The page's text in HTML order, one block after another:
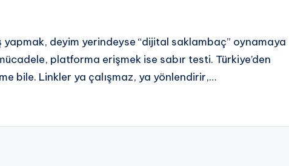
yapmak, deyim yerindeyse “dijital saklambaç” oynamaya
platforma erişmek ise sabır testi. Türkiye’den
bile. Linkler ya çalışmaz, ya yönlendirir,…